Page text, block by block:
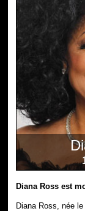
Diana Ross est
Diana Ross, née